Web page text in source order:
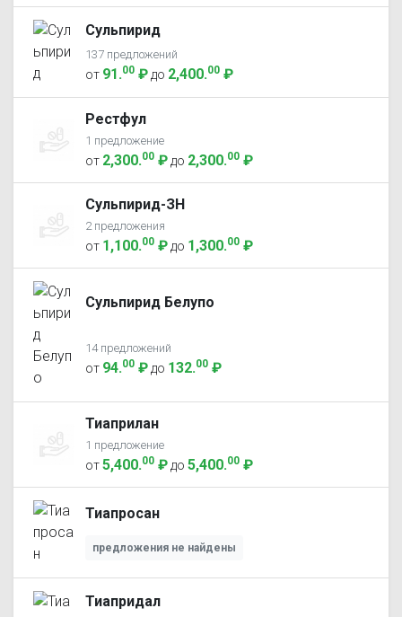
Сульпирид
137 предложений
от 91.00 ₽ до 2,400.00 ₽
Рестфул
1 предложение
от 2,300.00 ₽ до 2,300.00 ₽
Сульпирид-ЗН
2 предложения
от 1,100.00 ₽ до 1,300.00 ₽
Сульпирид Белупо
14 предложений
от 94.00 ₽ до 132.00 ₽
Тиаприлан
1 предложение
от5,400.00 ₽ до 5,400.00 ₽
Тиапросан
предложения не найдены
Тиапридал